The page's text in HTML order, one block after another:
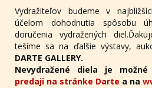
Vydražiteľov budeme v
účelom dohodnutia spôsobu
doručenia vydražených
tešíme sa na ďalšie výstavy,
DARTE GALLERY.
Nevydražené diela je
predaji na stránke Darte a na